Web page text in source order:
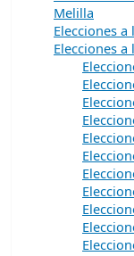
Melilla
Elecciones a
Elecciones a